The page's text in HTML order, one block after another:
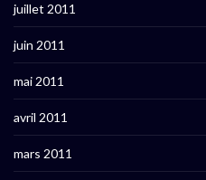
juillet 2011
juin 2011
mai 2011
avril 2011
mars 2011